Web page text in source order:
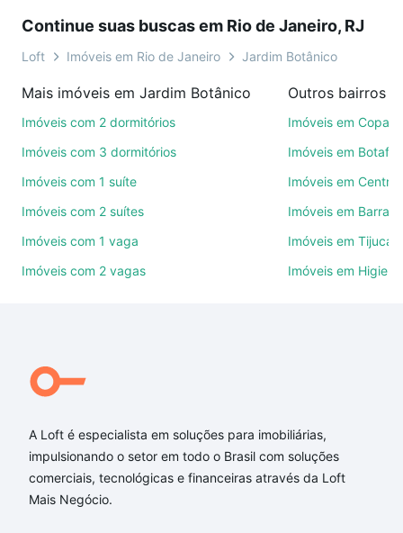
videochamada, é grátis, sem compromisso e você
ainda conta com mais de 46 mil corretores e
de imóveis.
ruas, bairros e até condomínios favoritos. Você
também pode usar os filtros como quantidade de
quartos, suítes, com ou sem vaga de garagem para
comodidades, como piscina, academia, salão de
Qual o preço de Imóveis à venda em Jardim
Botânico, Rio de Janeiro, RJ?
Aqui na Loft temos a oferta ideal para você, com
Imóveis à venda em Jardim Botânico, Rio de
Janeiro, RJ que custam a partir de R$ 0 e com
nossas opções de financiamento imobiliário as
Continue suas buscas em Rio de Janeiro, RJ
Loft Imóveis em Rio de Janeiro Jardim Botânico
Mais imóveis em Jardim Botânico
Imóveis com 2 dormitórios
Imóveis com 3 dormitórios
Imóveis com 1 suíte
Imóveis com 2 suítes
Imóveis com 1 vaga
Imóveis com 2 vagas
Imóveis em
Imóveis em
Imóveis em Centro
Imóveis em Barra
Imóveis em Tijuca
Imóveis em
A Loft é especialista em soluções para imobiliárias,
impulsionando o setor em todo o Brasil com soluções
comerciais, tecnológicas e financeiras através da Loft
Mais Negócio.